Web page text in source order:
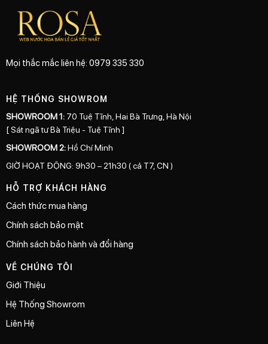
Mọi thắc mắc liên hệ: 0979 335 330
HỆ THỐNG SHOWROM
SHOWROOM 1: 70 Tuệ Tĩnh, Hai Bà Trưng, Hà Nội
[ Sát ngã tư Bà Triệu - Tuệ Tĩnh ]
SHOWROOM 2:Hồ Chí Minh
GIỜ HOẠT ĐỘNG: 9h30 – 21h30 ( cả T7, CN )
HỖ TRỢ KHÁCH HÀNG
Cách thức mua hàng
Chính sách bảo mật
Chính sách bảo hành và đổi hàng
VỀ CHÚNG TÔI
Giới Thiệu
Hệ Thống Showrom
Liên Hệ